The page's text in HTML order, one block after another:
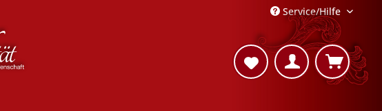
Service/Hilfe